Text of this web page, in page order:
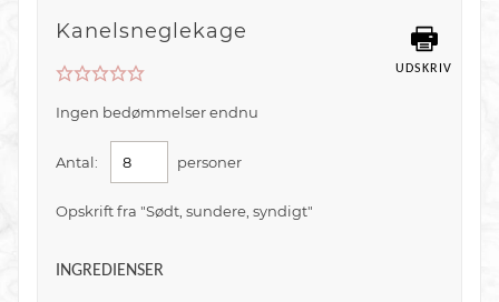
UDSKRIV
Kanelsneglekage
Ingen bedømmelser endnu
Antal: personer
Opskrift fra "Sødt, sundere, syndigt"
INGREDIENSER